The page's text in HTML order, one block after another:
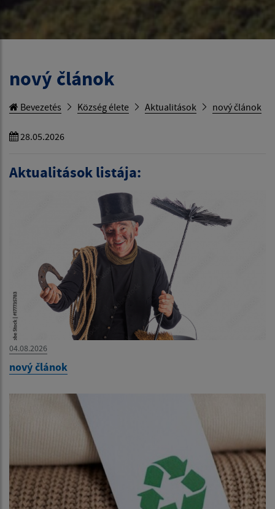
nový článok
Bevezetés Község élete Aktualitások nový článok
28.05.2026
Aktualitások listája:
04.08.2026
nový článok